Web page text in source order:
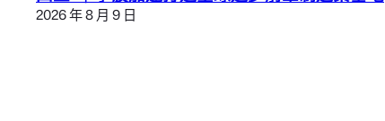
2026 年 8 月 9 日